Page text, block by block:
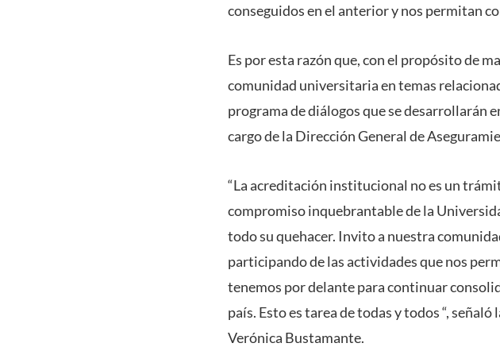
conseguidos en el anterior y nos permitan
Es por esta razón que, con el propósito de
comunidad universitaria en temas
programa de diálogos que se desarrollarán
cargo de la Dirección General de
“La acreditación institucional no es un
compromiso inquebrantable de la
todo su quehacer. Invito a nuestra
participando de las actividades que nos
tenemos por delante para continuar
país. Esto es tarea de todas y todos “,
Verónica Bustamante.